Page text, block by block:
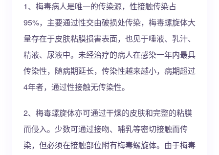
1、梅毒病人是唯一的传染源，性接触传染占
95%，主要通过性交由破损处传染，梅毒螺旋体大
量存在于皮肤粘膜损害表面，也见于唾液、乳汁、
精液、尿液中。未经治疗的病人在感染一年内最具
传染性，随病期延长，传染性越来越小，病期超过
4年者，通过性接触无传染性。
2、梅毒螺旋体亦可通过干燥的皮肤和完整的粘膜
而侵入。少数可通过接吻、哺乳等密切接触而传
染，但必须在接触部位附有梅毒螺旋体。由于梅毒